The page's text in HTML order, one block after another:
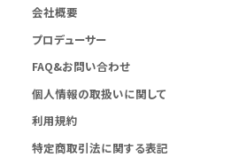
会社概要
プロデューサー
FAQ&お問い合わせ
個人情報の取扱いに関して
利用規約
特定商取引法に関する表記